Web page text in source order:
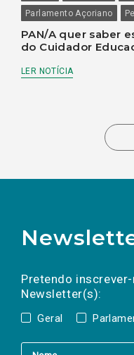
Parlamento Açoriano
PAN/A quer saber
do Cuidador
LER NOTÍCIA
Pretendo
Newsletter(s):
Geral
a(s) newsletter(s).
mail